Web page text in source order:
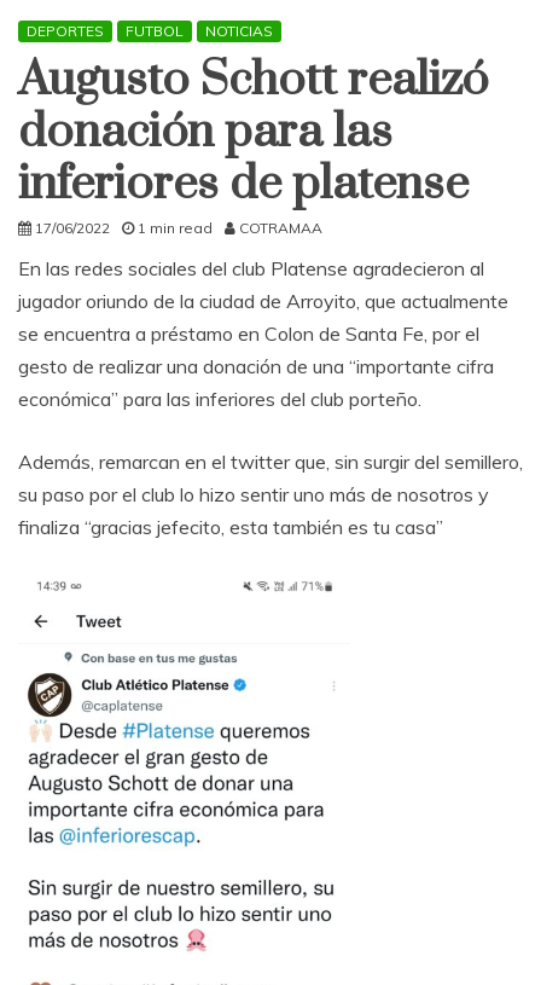
DEPORTES FUTBOL NOTICIAS
Augusto Schott realizó
donación para las
inferiores de platense
17/06/2022 1 min read COTRAMAA
En las redes sociales del club Platense agradecieron al
jugador oriundo de la ciudad de Arroyito, que actualmente
se encuentra a préstamo en Colon de Santa Fe, por el
gesto de realizar una donación de una “importante cifra
económica” para las inferiores del club porteño.
Además, remarcan en el twitter que, sin surgir del semillero,
su paso por el club lo hizo sentir uno más de nosotros y
finaliza “gracias jefecito, esta también es tu casa”